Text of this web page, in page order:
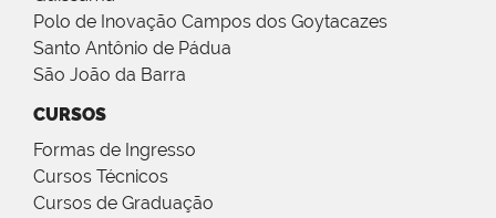
Polo de Inovação Campos dos Goytacazes
Santo Antônio de Pádua
São João da Barra
CURSOS
Formas de Ingresso
Cursos Técnicos
Cursos de Graduação